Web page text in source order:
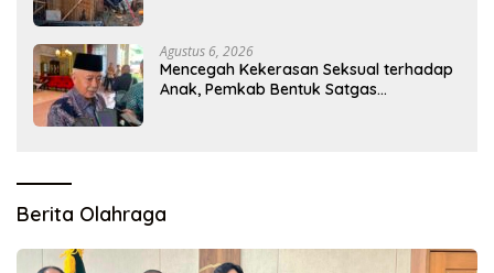
Agustus 6, 2026
Mencegah Kekerasan Seksual terhadap
Anak, Pemkab Bentuk Satgas
Berita Olahraga